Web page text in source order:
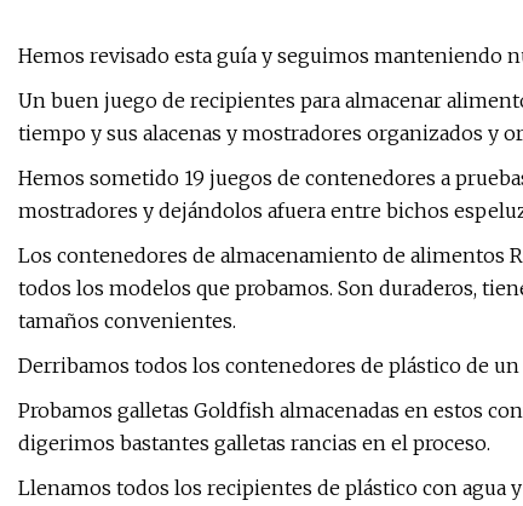
Hemos revisado esta guía y seguimos manteniendo
Un buen juego de recipientes para almacenar
tiempo y sus alacenas y mostradores organizados y
Hemos sometido 19 juegos de contenedores a
mostradores y dejándolos afuera entre bichos
Los contenedores de almacenamiento de alimentos
todos los modelos que probamos. Son duraderos,
tamaños convenientes.
Derribamos todos los contenedores de plástico de
Probamos galletas Goldfish almacenadas en estos
digerimos bastantes galletas rancias en el proceso.
Llenamos todos los recipientes de plástico con agua